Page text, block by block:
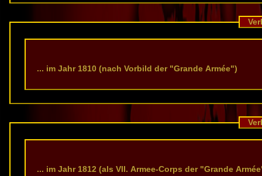
... im Jahr 1810 (nach Vorbild der "Grande Armée")
... im Jahr 1812 (als VII. Armee-Corps der "Grande